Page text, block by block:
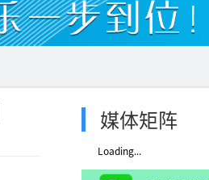
媒体矩阵
Loading...